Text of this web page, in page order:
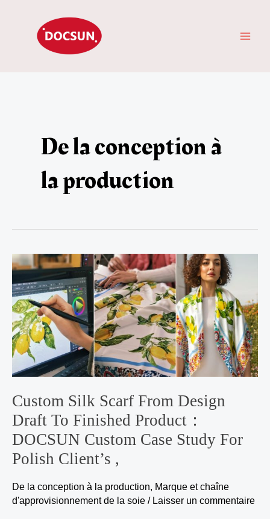
De la conception à
la production
Custom Silk Scarf From Design
Draft To Finished Product：
DOCSUN Custom Case Study For
Polish Client’s ,
De la conception à la production, Marque et chaîne
d'approvisionnement de la soie / Laisser un commentaire
Custom
Silk
Scarf
from
Design
Draft
to
Finished
Product：
Custom
Case
Study
for
Polish
,